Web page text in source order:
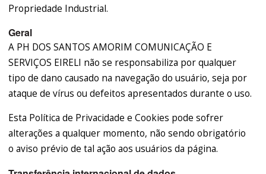
Propriedade Industrial.
Geral
A PH DOS SANTOS AMORIM COMUNICAÇÃO E
SERVIÇOS EIRELI não se responsabiliza por qualquer
tipo de dano causado na navegação do usuário, seja por
ataque de vírus ou defeitos apresentados durante o uso.
Esta Política de Privacidade e Cookies pode sofrer
alterações a qualquer momento, não sendo obrigatório
o aviso prévio de tal ação aos usuários da página.